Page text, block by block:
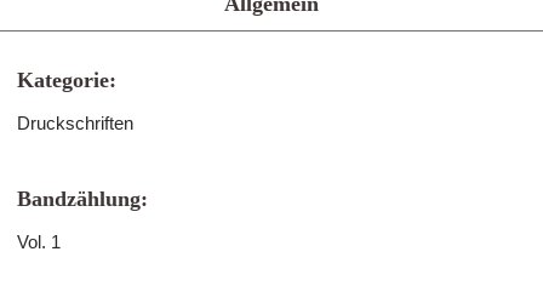
Kategorie:
Druckschriften
Bandzählung:
Vol. 1